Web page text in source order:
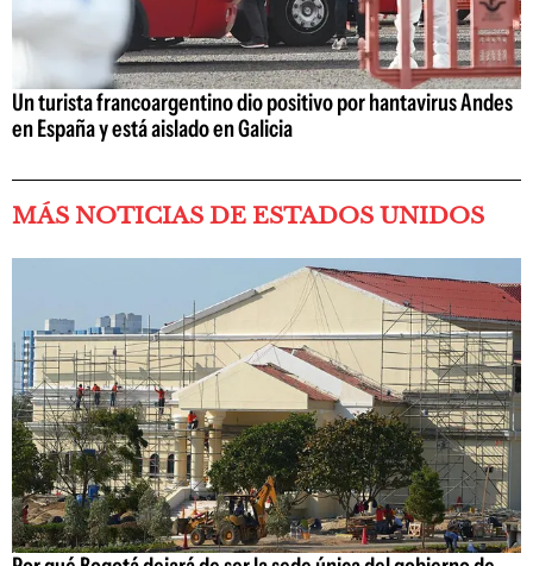
Un turista francoargentino dio positivo por hantavirus Andes
en España y está aislado en Galicia
MÁS NOTICIAS DE ESTADOS UNIDOS